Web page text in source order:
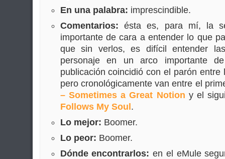
En una palabra: imprescindible.
Comentarios: ésta es, para mí, la
importante de cara a entender lo que
que sin verlos, es difícil entender
personaje en un arco importante
publicación coincidió con el parón
pero cronológicamente van entre el
– Sometimes a Great Notion y el
Follows My Soul .
Lo mejor: Boomer.
Lo peor: Boomer.
Dónde encontrarlos: en el eMule